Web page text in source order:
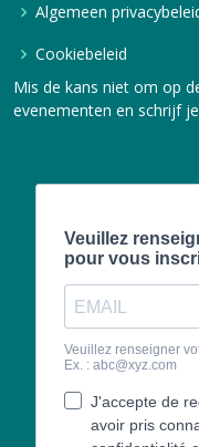
Algemeen
Cookiebeleid
Mis de kans niet om op
evenementen en schrijf